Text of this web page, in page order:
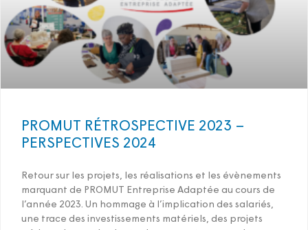
PROMUT RÉTROSPECTIVE 2023 –
PERSPECTIVES 2024
Retour sur les projets, les réalisations et les évènements
marquant de PROMUT Entreprise Adaptée au cours de
l’année 2023. Un hommage à l’implication des salariés,
une trace des investissements matériels, des projets